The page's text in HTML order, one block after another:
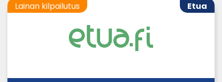
Etua
Lainan kilpailutus